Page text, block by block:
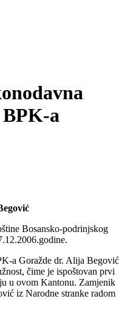
a
Bosansko-podrinjskog
a Goražde dr. Alija Begović
čime je ispoštovan prvi